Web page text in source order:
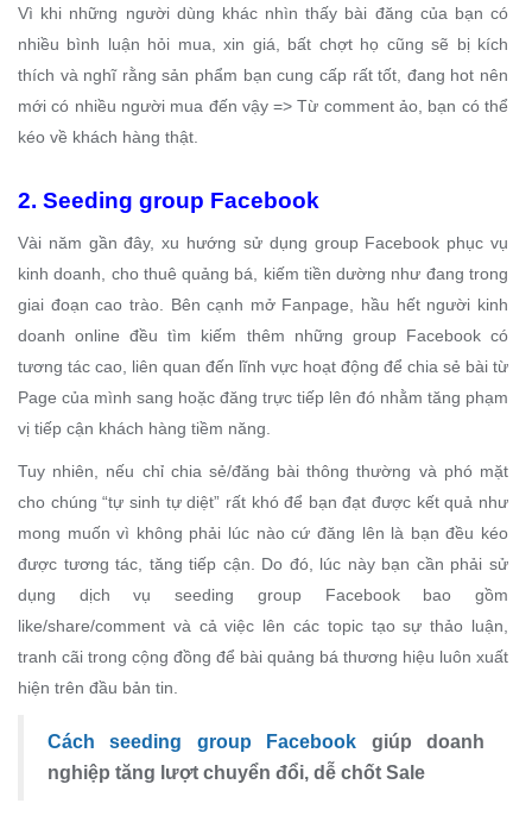
Vì khi những người dùng khác nhìn thấy bài đăng của bạn có
nhiều bình luận hỏi mua, xin giá, bất chợt họ cũng sẽ bị kích
thích và nghĩ rằng sản phẩm bạn cung cấp rất tốt, đang hot nên
mới có nhiều người mua đến vậy => Từ comment ảo, bạn có thể
kéo về khách hàng thật.
2. Seeding group Facebook
Vài năm gần đây, xu hướng sử dụng group Facebook phục vụ
kinh doanh, cho thuê quảng bá, kiếm tiền dường như đang trong
giai đoạn cao trào. Bên cạnh mở Fanpage, hầu hết người kinh
doanh online đều tìm kiếm thêm những group Facebook có
tương tác cao, liên quan đến lĩnh vực hoạt động để chia sẻ bài từ
Page của mình sang hoặc đăng trực tiếp lên đó nhằm tăng phạm
vị tiếp cận khách hàng tiềm năng.
Tuy nhiên, nếu chỉ chia sẻ/đăng bài thông thường và phó mặt
cho chúng “tự sinh tự diệt” rất khó để bạn đạt được kết quả như
mong muốn vì không phải lúc nào cứ đăng lên là bạn đều kéo
được tương tác, tăng tiếp cận. Do đó, lúc này bạn cần phải sử
dụng dịch vụ seeding group Facebook bao gồm
like/share/comment và cả việc lên các topic tạo sự thảo luận,
tranh cãi trong cộng đồng để bài quảng bá thương hiệu luôn xuất
hiện trên đầu bản tin.
Cách seeding group Facebook giúp doanh
nghiệp tăng lượt chuyển đổi, dễ chốt Sale